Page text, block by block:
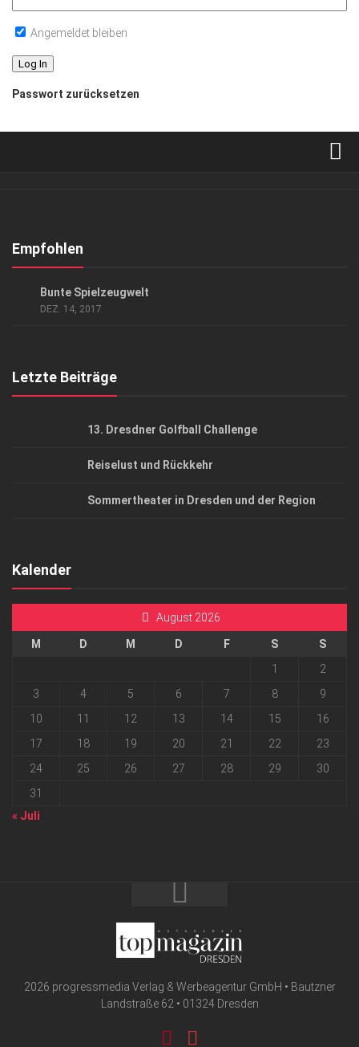
Angemeldet bleiben
Passwort zurücksetzen
Kontakt, Impressum
Empfohlen
Bunte Spielzeugwelt
DEZ. 14, 2017
Letzte Beiträge
13. Dresdner Golfball Challenge
Reiselust und Rückkehr
Sommertheater in Dresden und der Region
Kalender
August 2026
M D M D F S
S
1
2
3
4 5 6 7 8
9
10
11 12 13 14 15
16
17
18 19 20 21 22
23
24
25 26 27 28 29
30
31
« Juli
2026 progressmedia Verlag & Werbeagentur GmbH • Bautzner
Landstraße 62 • 01324 Dresden